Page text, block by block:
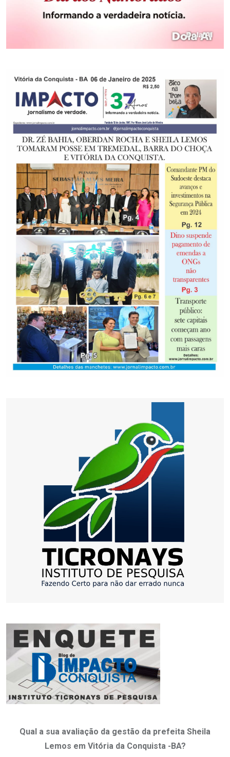
Qual a sua avaliação da gestão da prefeita Sheila
Lemos em Vitória da Conquista -BA?